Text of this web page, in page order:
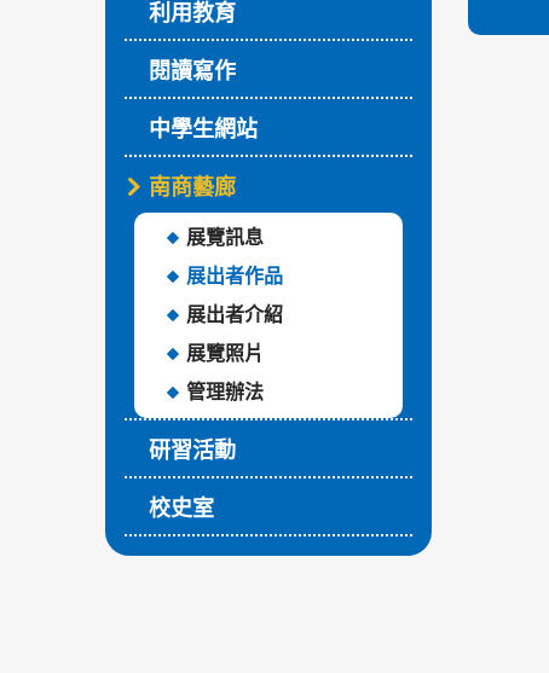
利用教育
閱讀寫作
中學生網站
南商藝廊
展覽訊息
展出者作品
展出者介紹
展覽照片
管理辦法
研習活動
校史室